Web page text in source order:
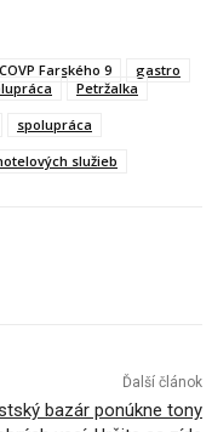
COVP Farského 9
gastro
Petržalka
spolupráca
služieb
Ďalší článok
bazár ponúkne tony